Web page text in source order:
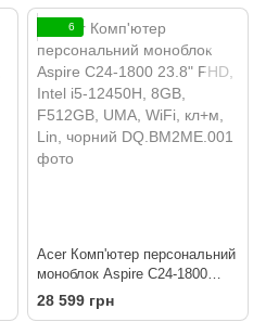
WiFi, кл+м, 2р, DOS, чорний
6
Acer Комп'ютер персональний
моноблок Aspire C24-1800
23.8" FHD, Intel i5-12450H,
8GB, F512GB, UMA, WiFi,
28 599 грн